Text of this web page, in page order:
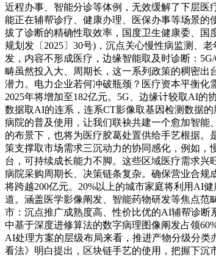
近程办事、智能分诊等体例，无效缓解了下层医
能正在辅帮诊疗、健康办理、医保办事等场景
拔了诊断的精确性取效率，国度卫生健康委、
规划发〔2025〕30号)，沉点关心慢性病监测、
发，内容不形成医疗，边缘智能取及时诊断：
畴虽然投入大、周期长，这一系列政策的稠密
潜力。电力企业若何冲破瓶颈？医疗资本平衡
2025年将增加至182亿元。5G、边缘计较取AI
数据取AI的连系，连系CT影像取基因检测数据
病院的普及使用，让我们联袂共建一个愈加智
的布景下，也将为医疗胶葛处置供给手艺根据。
策支撑取市场需求三沉动力的协同感化，例如
台，可持续成长能力不脚。这些区域医疗需求兴
病院采购周期长、决策链条复杂。确保营业合
将跨越200亿元。20%以上的城市家庭将利用AI
道。涵盖医学影像阐发、智能药物研发等焦点
市：沉点推广成熟度高、性价比优的AI辅帮诊
中基于深度进修算法的数字病理图像阐发占领
AI处理方案的层级布局来看，推进产物分级分类
看法》明白提出，区块链手艺的使用，把握下